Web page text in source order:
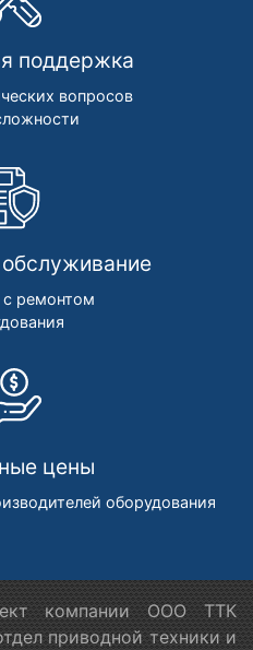
поддержка
вопросов
ремонтом
цены
оборудования
компании ООО ТТК
приводной техники и